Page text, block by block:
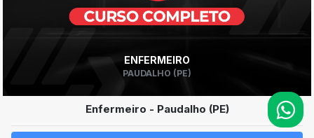
ENFERMEIRO
PAUDALHO (PE)
Enfermeiro - Paudalho (PE)